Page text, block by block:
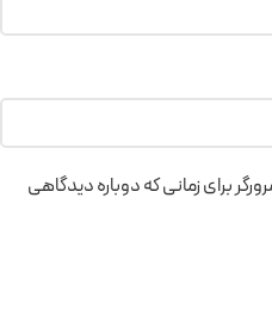
برای زمانی که دوباره دیدگاهی